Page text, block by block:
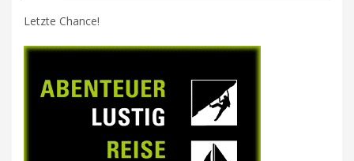
Letzte Chance!